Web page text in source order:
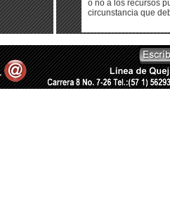
o no a los recursos
circunstancia que